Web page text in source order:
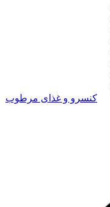
کنسرو و غذای مرطوب